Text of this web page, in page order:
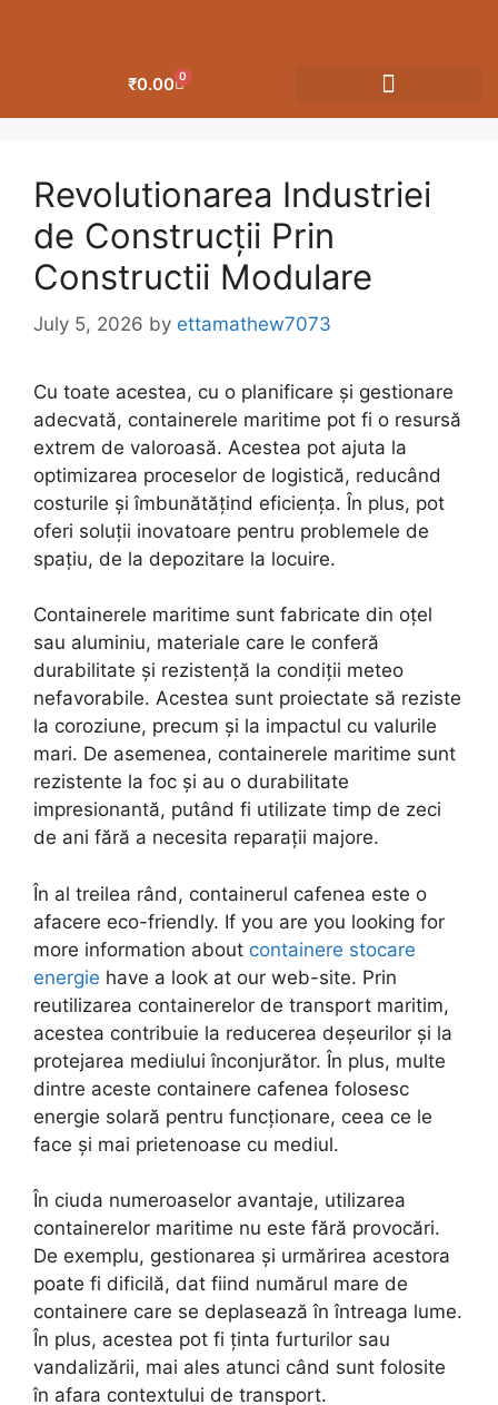
₹0.00 0
Revolutionarea Industriei
de Construcții Prin
Constructii Modulare
July 5, 2026 by ettamathew7073
Cu toate acestea, cu o planificare și gestionare
adecvată, containerele maritime pot fi o resursă
extrem de valoroasă. Acestea pot ajuta la
optimizarea proceselor de logistică, reducând
costurile și îmbunătățind eficiența. În plus, pot
oferi soluții inovatoare pentru problemele de
spațiu, de la depozitare la locuire.
Containerele maritime sunt fabricate din oțel
sau aluminiu, materiale care le conferă
durabilitate și rezistență la condiții meteo
nefavorabile. Acestea sunt proiectate să reziste
la coroziune, precum și la impactul cu valurile
mari. De asemenea, containerele maritime sunt
rezistente la foc și au o durabilitate
impresionantă, putând fi utilizate timp de zeci
de ani fără a necesita reparații majore.
În al treilea rând, containerul cafenea este o
afacere eco-friendly. If you are you looking for
more information about containere stocare
energie have a look at our web-site. Prin
reutilizarea containerelor de transport maritim,
acestea contribuie la reducerea deșeurilor și la
protejarea mediului înconjurător. În plus, multe
dintre aceste containere cafenea folosesc
energie solară pentru funcționare, ceea ce le
face și mai prietenoase cu mediul.
În ciuda numeroaselor avantaje, utilizarea
containerelor maritime nu este fără provocări.
De exemplu, gestionarea și urmărirea acestora
poate fi dificilă, dat fiind numărul mare de
containere care se deplasează în întreaga lume.
În plus, acestea pot fi ținta furturilor sau
vandalizării, mai ales atunci când sunt folosite
în afara contextului de transport.